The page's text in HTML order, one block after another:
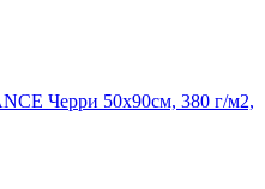
Черри 50х90см, 380 г/м2,